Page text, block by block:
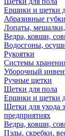
Ершики и щетки
Абразивные губки
Лопаты, мешалки,
Ведра, ковши,
Водосгоны,
Рукоятки
Системы
Уборочный
Ручные щетки
Щетки для пола
Ершики и щетки
Щетки для ухода
предприятиях
Ведра, ковши,
Пэды, скребки,